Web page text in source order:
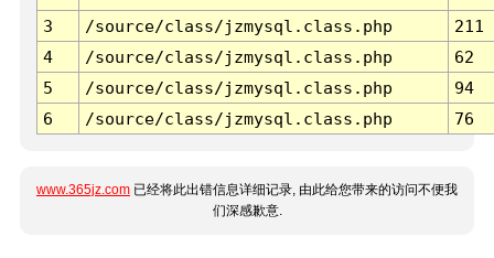
3 /source/class/jzmysql.class.php
211
4
/source/class/jzmysql.class.php
62
5
/source/class/jzmysql.class.php
94
6
/source/class/jzmysql.class.php 76
www.365jz.com 已经将此出错信息详细记录, 由此给您带来的访问不便我
们深感歉意.